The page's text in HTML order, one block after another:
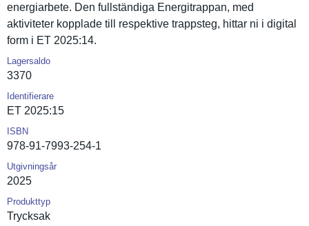
energiarbe­te. Den fullständi­ga Energitrap­pan, med
aktivitete­r kopplade till respektive trappsteg, hittar ni i digital
form i ET 2025:14.
Lagersaldo
3370
Identifierare
ET 2025:15
ISBN
978-91-7993-254-1
Utgivningsår
2025
Produkttyp
Trycksak